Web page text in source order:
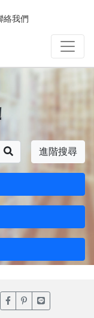
絡我們
進階搜尋
臉書分享(另開新視窗)
噗浪分享(另開新
Line分享(另